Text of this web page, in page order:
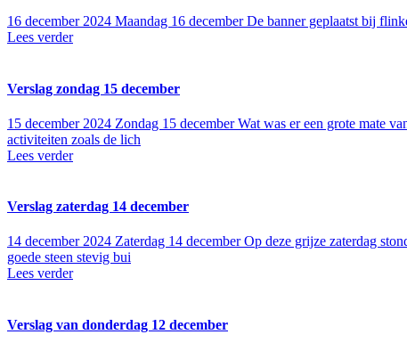
16 december 2024 Maandag 16 december De banner geplaatst bij
Lees verder
Verslag zondag 15 december
15 december 2024 Zondag 15 december Wat was er een grote mate
activiteiten zoals de lich
Lees verder
Verslag zaterdag 14 december
14 december 2024 Zaterdag 14 december Op deze grijze zaterdag
goede steen stevig bui
Lees verder
Verslag van donderdag 12 december